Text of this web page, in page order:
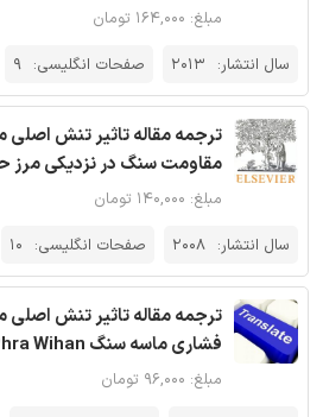
مبلغ: ۱۶۴,۰۰۰ تومان
سال انتشار: 2013 صفحات انگلیسی: 9
ترجمه مقاله تاثیر تنش
مقاومت سنگ در نزدیکی مرز
مبلغ: ۱۴۰,۰۰۰ تومان
سال انتشار: 2008 صفحات انگلیسی: 10
فشاری ماسه سنگ Phra Wihan
مبلغ: ۹۶,۰۰۰ تومان